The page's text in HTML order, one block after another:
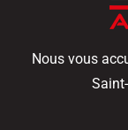
Nous vous